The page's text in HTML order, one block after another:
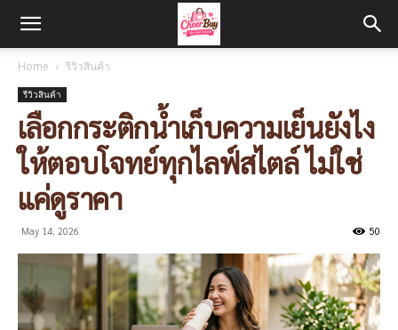
Home รีวิวสินค้า
รีวิวสินค้า
เลือกกระติกน้ำเก็บความเย็นยังไง
ให้ตอบโจทย์ทุกไลฟ์สไตล์ ไม่ใช่
แค่ดูราคา
May 14, 2026 50